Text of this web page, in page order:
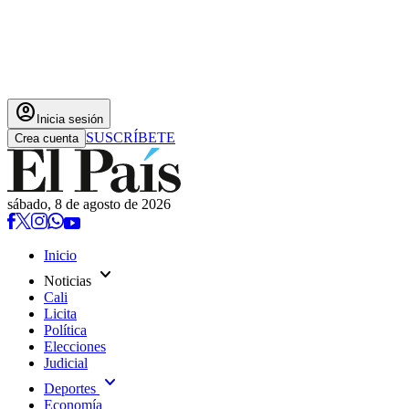
account_circle Inicia sesión
Crea cuenta SUSCRÍBETE
sábado, 8 de agosto de 2026
Inicio
Noticias expand_more
Cali
Licita
Política
Elecciones
Judicial
Deportes expand_more
Economía